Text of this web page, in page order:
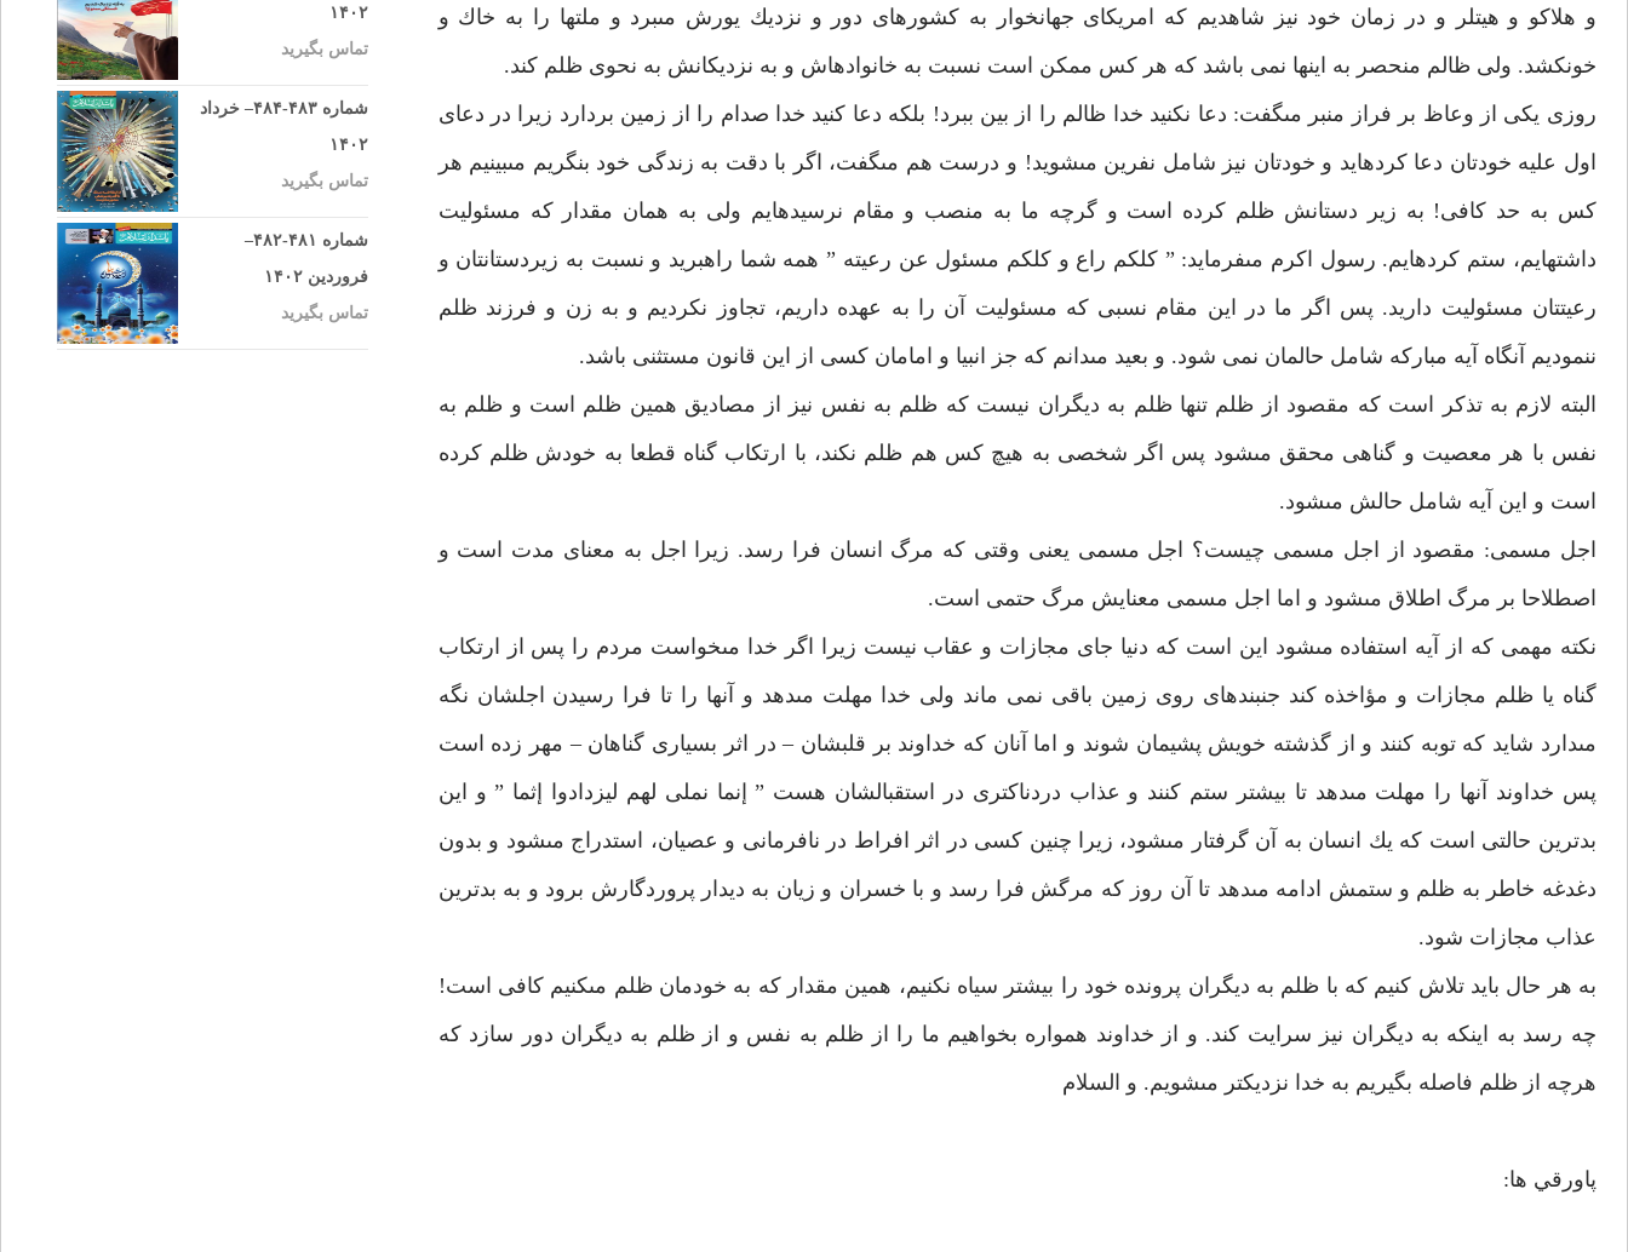
و هلاكو و هيتلر و در زمان خود نيز شاهديم كه امريكاى جهانخوار به كشورهاى دور و نزديك يورش مى‏برد و ملتها را به خاك و
خون‏كشد. ولى ظالم منحصر به اينها نمى باشد كه هر كس ممكن است نسبت به خانواده‏اش و به نزديكانش به نحوى ظلم كند.
روزى يكى از وعاظ بر فراز منبر مى‏گفت: دعا نكنيد خدا ظالم را از بين ببرد! بلكه دعا كنيد خدا صدام را از زمين بردارد زيرا در دعاى
اول عليه خودتان دعا كرده‏ايد و خودتان نيز شامل نفرين مى‏شويد! و درست هم مى‏گفت، اگر با دقت به زندگى خود بنگريم مى‏بينيم هر
كس به حد كافى! به زير دستانش ظلم كرده است و گرچه ما به منصب و مقام نرسيده‏ايم ولى به همان مقدار كه مسئوليت
داشته‏ايم، ستم كرده‏ايم. رسول اكرم مى‏فرمايد: ” كلكم راع و كلكم مسئول عن رعيته ” همه شما راهبريد و نسبت به زيردستانتان و
رعيتتان مسئوليت داريد. پس اگر ما در اين مقام نسبى كه مسئوليت آن را به عهده داريم، تجاوز نكرديم و به زن و فرزند ظلم
ننموديم آنگاه آيه مباركه شامل حالمان نمى شود. و بعيد مى‏دانم كه جز انبيا و امامان كسى از اين قانون مستثنى باشد.
البته لازم به تذكر است كه مقصود از ظلم تنها ظلم به ديگران نيست كه ظلم به نفس نيز از مصاديق همين ظلم است و ظلم به
نفس با هر معصيت و گناهى محقق مى‏شود پس اگر شخصى به هيچ كس هم ظلم نكند، با ارتكاب گناه قطعا به خودش ظلم كرده
است و اين آيه شامل حالش مى‏شود.
اجل مسمى: مقصود از اجل مسمى چيست؟ اجل مسمى يعنى وقتى كه مرگ انسان فرا رسد. زيرا اجل به معناى مدت است و
اصطلاحا بر مرگ اطلاق مى‏شود و اما اجل مسمى معنايش مرگ حتمى است.
نكته مهمى كه از آيه استفاده مى‏شود اين است كه دنيا جاى مجازات و عقاب نيست زيرا اگر خدا مى‏خواست مردم را پس از ارتكاب
گناه يا ظلم مجازات و مؤاخذه كند جنبنده‏اى روى زمين باقى نمى ماند ولى خدا مهلت مى‏دهد و آنها را تا فرا رسيدن اجلشان نگه
مى‏دارد شايد كه توبه كنند و از گذشته خويش پشيمان شوند و اما آنان كه خداوند بر قلبشان – در اثر بسيارى گناهان – مهر زده است
پس خداوند آنها را مهلت مى‏دهد تا بيشتر ستم كنند و عذاب دردناكترى در استقبالشان هست ” إنما نملى لهم ليزدادوا إثما ” و اين
بدترين حالتى است كه يك انسان به آن گرفتار مى‏شود، زيرا چنين كسى در اثر افراط در نافرمانى و عصيان، استدراج مى‏شود و بدون
دغدغه خاطر به ظلم و ستمش ادامه مى‏دهد تا آن روز كه مرگش فرا رسد و با خسران و زيان به ديدار پروردگارش برود و به بدترين
عذاب مجازات شود.
به هر حال بايد تلاش كنيم كه با ظلم به ديگران پرونده خود را بيشتر سياه نكنيم، همين مقدار كه به خودمان ظلم مى‏كنيم كافى است!
چه رسد به اينكه به ديگران نيز سرايت كند. و از خداوند همواره بخواهيم ما را از ظلم به نفس و از ظلم به ديگران دور سازد كه
هرچه از ظلم فاصله بگيريم به خدا نزديكتر مى‏شويم. و السلام‏
پاورقي ها:
۱۴۰۲
تماس بگیرید
شماره ۴۸۳-۴۸۴– خرداد
۱۴۰۲
تماس بگیرید
شماره ۴۸۱-۴۸۲–
فروردین ۱۴۰۲
تماس بگیرید